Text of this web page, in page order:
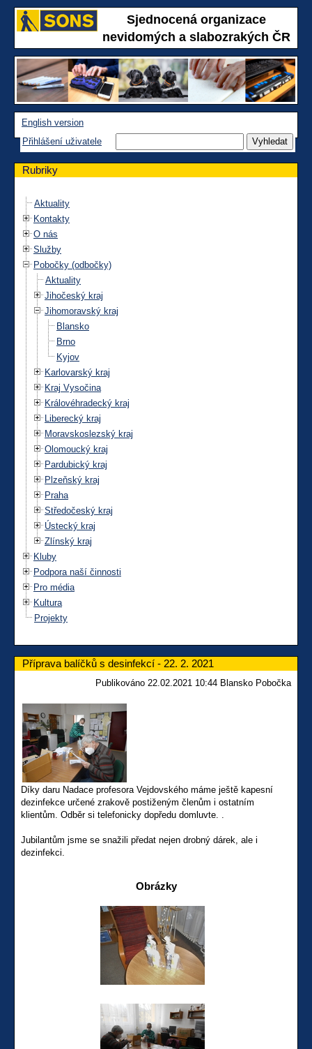
Sjednocená organizace
nevidomých a slabozrakých ČR
English version
Přihlášení uživatele
Rubriky
Aktuality
Kontakty
O nás
Služby
Pobočky (odbočky)
Aktuality
Jihočeský kraj
Jihomoravský kraj
Blansko
Brno
Kyjov
Karlovarský kraj
Kraj Vysočina
Královéhradecký kraj
Liberecký kraj
Moravskoslezský kraj
Olomoucký kraj
Pardubický kraj
Plzeňský kraj
Praha
Středočeský kraj
Ústecký kraj
Zlínský kraj
Kluby
Podpora naší činnosti
Pro média
Kultura
Projekty
Příprava balíčků s desinfekcí - 22. 2. 2021
Publikováno 22.02.2021 10:44 Blansko Pobočka
Díky daru Nadace profesora Vejdovského máme ještě kapesní
dezinfekce určené zrakově postiženým členům i ostatním
klientům. Odběr si telefonicky dopředu domluvte. .
Jubilantům jsme se snažili předat nejen drobný dárek, ale i
dezinfekci.
Obrázky